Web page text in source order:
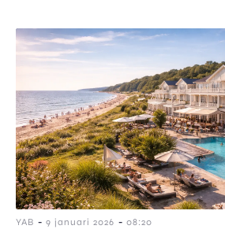
YAB - 9 januari 2026 - 08:20